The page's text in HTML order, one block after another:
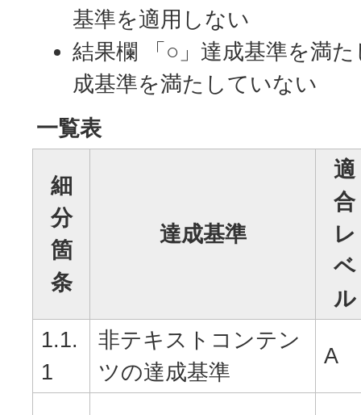
基準を適用しない
結果欄 「○」達成基準を満
成基準を満たしていない
一覧表
細
分
箇
条
達成基準
適
合
レ
ベ
ル
1.1.
1
非テキストコンテン
ツの達成基準
A